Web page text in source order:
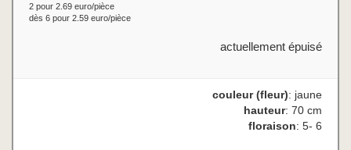
2 pour 2.69 euro/pièce
dès 6 pour 2.59 euro/pièce
actuellement épuisé
couleur (fleur): jaune
hauteur: 70 cm
floraison: 5- 6